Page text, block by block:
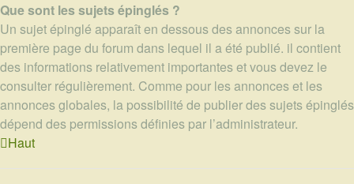
Que sont les sujets épinglés ?
Un sujet épinglé apparaît en dessous des annonces sur la
première page du forum dans lequel il a été publié. il contient
des informations relativement importantes et vous devez le
consulter régulièrement. Comme pour les annonces et les
annonces globales, la possibilité de publier des sujets épinglés
dépend des permissions définies par l’administrateur.
Haut